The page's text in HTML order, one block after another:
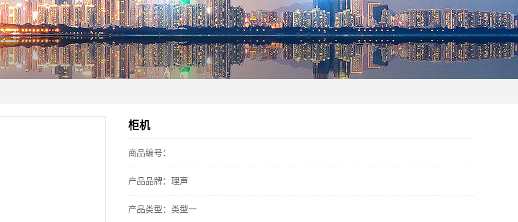
柜机
商品编号：
产品品牌：理声
产品类型：类型一